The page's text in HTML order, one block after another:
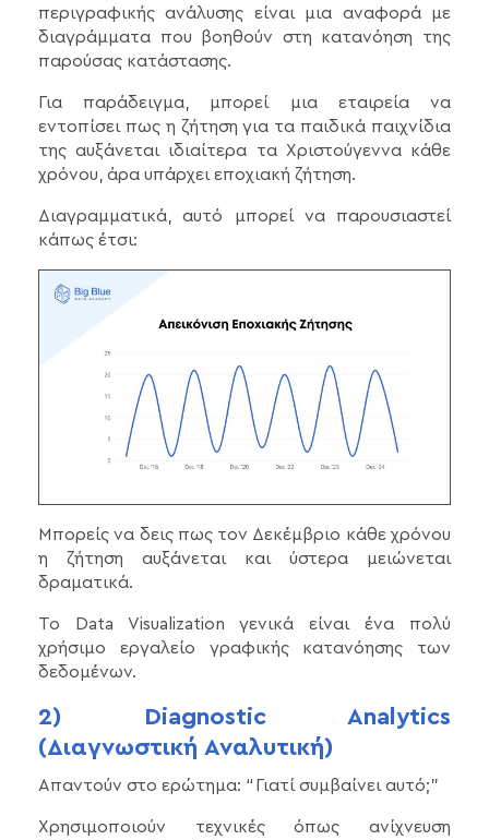
περιγραφικής ανάλυσης είναι μια αναφορά με
διαγράμματα που βοηθούν στη κατανόηση της
παρούσας κατάστασης.
Για παράδειγμα, μπορεί μια εταιρεία να
εντοπίσει πως η ζήτηση για τα παιδικά παιχνίδια
της αυξάνεται ιδιαίτερα τα Χριστούγεννα κάθε
χρόνου, άρα υπάρχει εποχιακή ζήτηση.
Διαγραμματικά, αυτό μπορεί να παρουσιαστεί
κάπως έτσι:
Μπορείς να δεις πως τον Δεκέμβριο κάθε χρόνου
η ζήτηση αυξάνεται και ύστερα μειώνεται
δραματικά.
Το Data Visualization γενικά είναι ένα πολύ
χρήσιμο εργαλείο γραφικής κατανόησης των
δεδομένων.
2) Diagnostic Analytics
(Διαγνωστική Αναλυτική)
Απαντούν στο ερώτημα: “Γιατί συμβαίνει αυτό;”
Xρησιμοποιoύν τεχνικές όπως ανίχνευση